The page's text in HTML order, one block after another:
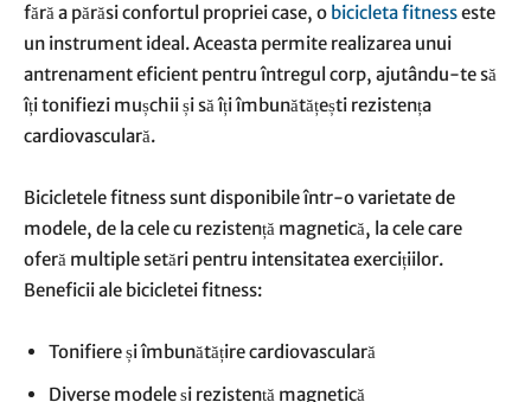
fără a părăsi confortul propriei case, o bicicleta fitnesseste
un instrument ideal. Aceasta permite realizarea unui
antrenament eficient pentru întregul corp, ajutându-te să
îți tonifiezi mușchii și să îți îmbunătățești rezistența
cardiovasculară.
Bicicletele fitness sunt disponibile într-o varietate de
modele, de la cele cu rezistență magnetică, la cele care
oferă multiple setări pentru intensitatea exercițiilor.
Beneficii ale bicicletei fitness:
Tonifiere și îmbunătățire cardiovasculară
Diverse modele și rezistență magnetică